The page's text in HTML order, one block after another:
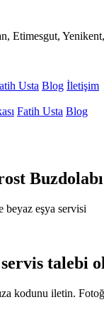
Etimesgut,
Usta Blog İletişim
Fatih Usta Blog
talebi
kodunu iletin.